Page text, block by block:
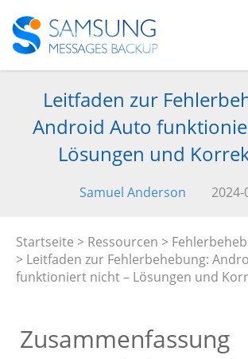
Leitfaden zur
Android Auto
Lösungen und
Samuel Anderson 2024-
Startseite > Ressourcen >
> Leitfaden zur Fehlerbehebung:
funktioniert nicht – Lösungen und
Zusammenfassung